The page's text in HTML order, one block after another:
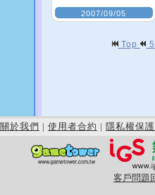
2007/09/05
Top 5
關於我們 | 使用者合約 | 隱私權保護
客戶問題